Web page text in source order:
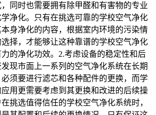
同时也需要拥有除甲醛和有害物的专业
净化。只有在挑选可靠的学校空气净化
身净化的内容，根据室内环境的污染情
择，才能够让这种靠谱的学校空气净化
的净化功效。2.考虑设备的稳定性和后
现市面上一系列的空气净化系统在长期
须要进行滤芯和各种配件的更换，而学
用更需要考虑到其更换和改进的后续操
挑选值得信任的学校空气净化系统时，